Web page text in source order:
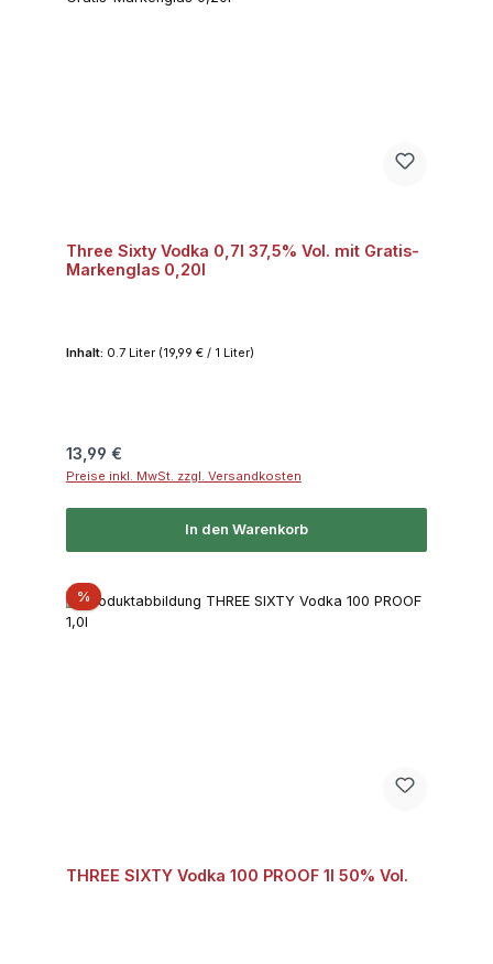
Three Sixty Vodka 0,7l 37,5% Vol. mit Gratis-
Markenglas 0,20l
Inhalt: 0.7 Liter (19,99 € / 1 Liter)
Regulärer Preis:
13,99 €
Preise inkl. MwSt. zzgl. Versandkosten
In den Warenkorb
%Rabatt
THREE SIXTY Vodka 100 PROOF 1l 50% Vol.